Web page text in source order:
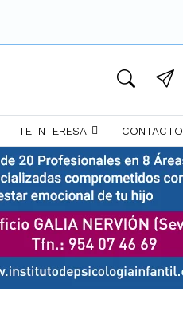
TE INTERESA CONTACTO